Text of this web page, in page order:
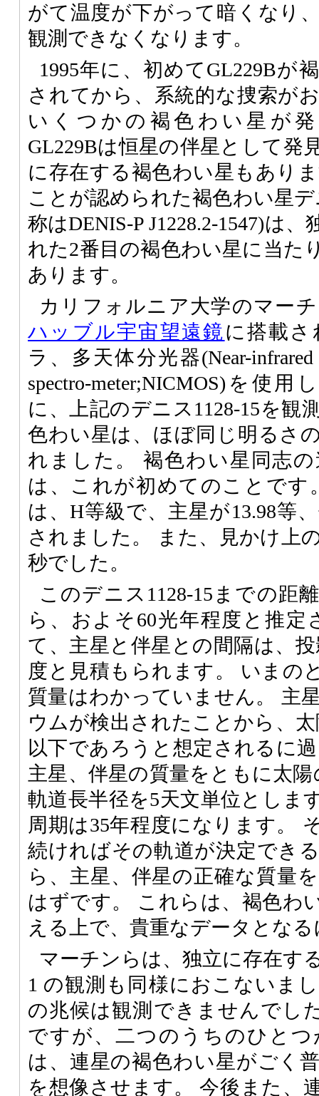
がて温度が下がって暗くなり
観測できなくなります。
1995年に、初めてGL229Bが
されてから、系統的な捜索が
いくつかの褐色わい星が
GL229Bは恒星の伴星として発
に存在する褐色わい星もあり
ことが認められた褐色わい星デ
称はDENIS-P J1228.2-1547)は
れた2番目の褐色わい星に当た
あります。
カリフォルニア大学のマー
ハッブル宇宙望遠鏡に搭載
ラ、多天体分光器(Near-infrared
spectro-meter;NICMOS)を使用
に、上記のデニス1128-15を観
色わい星は、ほぼ同じ明るさ
れました。 褐色わい星同志
は、これが初めてのことです
は、H等級で、主星が13.98等
されました。 また、見かけ上
秒でした。
このデニス1128-15までの距
ら、およそ60光年程度と推
て、主星と伴星との間隔は、
度と見積もられます。 いまの
質量はわかっていません。 主
ウムが検出されたことから、
以下であろうと想定されるに
主星、伴星の質量をともに太
軌道長半径を5天文単位としま
周期は35年程度になります。
続ければその軌道が決定でき
ら、主星、伴星の正確な質量
はずです。 これらは、褐色わ
える上で、貴重なデータとな
マーチンらは、独立に存在す
1 の観測も同様におこないま
の兆候は観測できませんでし
ですが、二つのうちのひと
は、連星の褐色わい星がごく
を想像させます。 今後また、